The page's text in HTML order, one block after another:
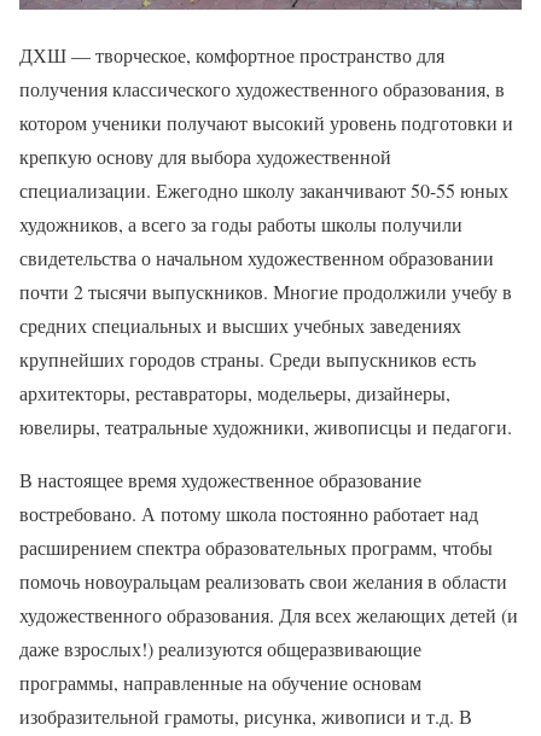
ДХШ — творческое, комфортное пространство для
получения классического художественного образования, в
котором ученики получают высокий уровень подготовки и
крепкую основу для выбора художественной
специализации. Ежегодно школу заканчивают 50-55 юных
художников, а всего за годы работы школы получили
свидетельства о начальном художественном образовании
почти 2 тысячи выпускников. Многие продолжили учебу в
средних специальных и высших учебных заведениях
крупнейших городов страны. Среди выпускников есть
архитекторы, реставраторы, модельеры, дизайнеры,
ювелиры, театральные художники, живописцы и педагоги.
В настоящее время художественное образование
востребовано. А потому школа постоянно работает над
расширением спектра образовательных программ, чтобы
помочь новоуральцам реализовать свои желания в области
художественного образования. Для всех желающих детей (и
даже взрослых!) реализуются общеразвивающие
программы, направленные на обучение основам
изобразительной грамоты, рисунка, живописи и т.д. В